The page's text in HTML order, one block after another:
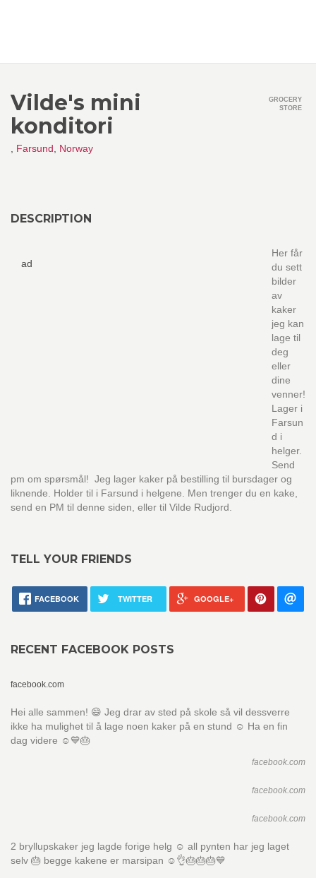
Vilde's mini
konditori
Farsund Norway
GROCERY
STORE
DESCRIPTION
ad
Her får
du sett
bilder
av
kaker
jeg kan
lage til
deg
eller
dine
venner!
Lager i
Farsun
d i
helger.
Send
pm om spørsmål! Jeg lager kaker på bestilling til bursdager og
liknende. Holder til i Farsund i helgene. Men trenger du en kake,
send en PM til denne siden, eller til Vilde Rudjord.
TELL YOUR FRIENDS
FACEBOOK TWITTER GOOGLE+
RECENT FACEBOOK POSTS
facebook.com
Hei alle sammen! 😄 Jeg drar av sted på skole så vil dessverre
ikke ha mulighet til å lage noen kaker på en stund ☺ Ha en fin
dag videre ☺💙🎂
facebook.com
facebook.com
facebook.com
2 bryllupskaker jeg lagde forige helg ☺ all pynten har jeg laget
selv 🎂 begge kakene er marsipan ☺👌🎂🎂🎂💙